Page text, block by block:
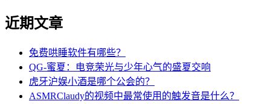
近期文章
免费哄睡软件有哪些？
QG-蜜夏：电竞荣光与少年心气的盛夏交响
虎牙沪娱小酒是哪个公会的？
ASMRClaudy的视频中最常使用的触发音是什么？